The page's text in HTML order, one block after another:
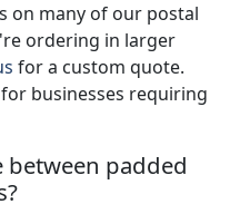
on many of our postal
ordering in larger
for a custom quote.
businesses requiring
between padded